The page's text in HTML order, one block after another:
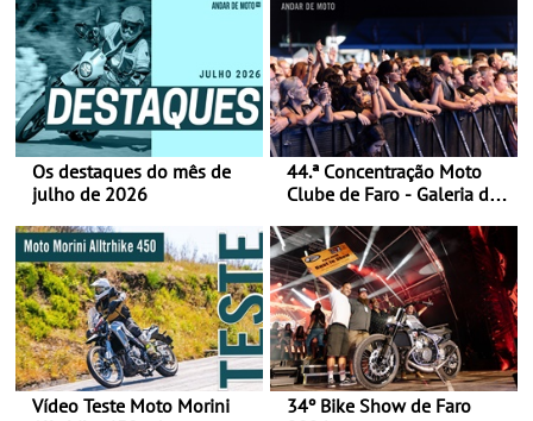
Os destaques do mês de
julho de 2026
44.ª Concentração Moto
Clube de Faro - Galeria de
Vídeo Teste Moto Morini
34º Bike Show de Faro